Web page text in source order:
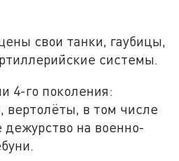
свои танки, гаубицы,
системы.
4-го поколения:
в том числе
на военно-